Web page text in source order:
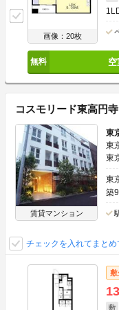
画像：20枚
コスモリード東高円
賃貸マンション
東
東
東
東
築
チェックを入れてまと
敷
敷